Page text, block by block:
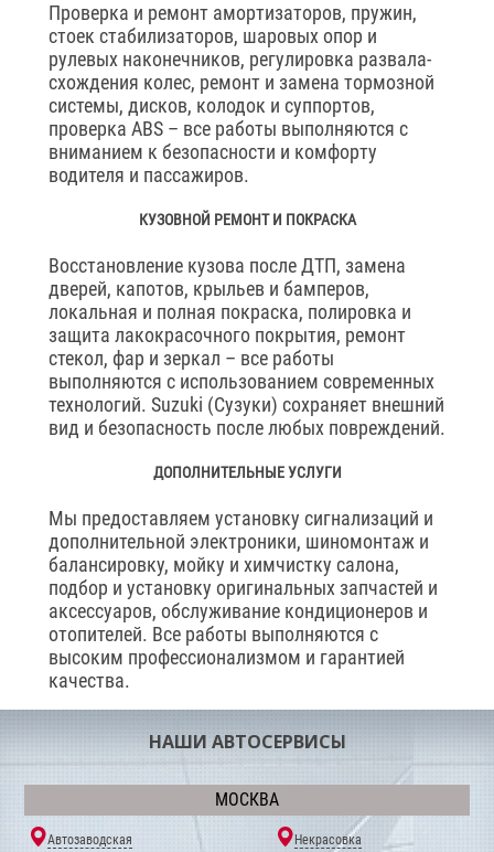
Проверка и ремонт амортизаторов, пружин,
стоек стабилизаторов, шаровых опор и
рулевых наконечников, регулировка развала-
схождения колес, ремонт и замена тормозной
системы, дисков, колодок и суппортов,
проверка ABS – все работы выполняются с
вниманием к безопасности и комфорту
водителя и пассажиров.
КУЗОВНОЙ РЕМОНТ И ПОКРАСКА
Восстановление кузова после ДТП, замена
дверей, капотов, крыльев и бамперов,
локальная и полная покраска, полировка и
защита лакокрасочного покрытия, ремонт
стекол, фар и зеркал – все работы
выполняются с использованием современных
технологий. Suzuki (Сузуки) сохраняет внешний
вид и безопасность после любых повреждений.
ДОПОЛНИТЕЛЬНЫЕ УСЛУГИ
Мы предоставляем установку сигнализаций и
дополнительной электроники, шиномонтаж и
балансировку, мойку и химчистку салона,
подбор и установку оригинальных запчастей и
аксессуаров, обслуживание кондиционеров и
отопителей. Все работы выполняются с
высоким профессионализмом и гарантией
качества.
НАШИ АВТОСЕРВИСЫ
МОСКВА
Автозаводская Некрасовка